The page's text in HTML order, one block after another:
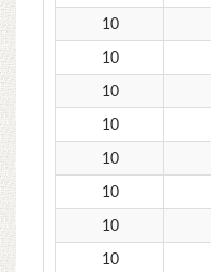
10
10
10
10
10
10
10
10